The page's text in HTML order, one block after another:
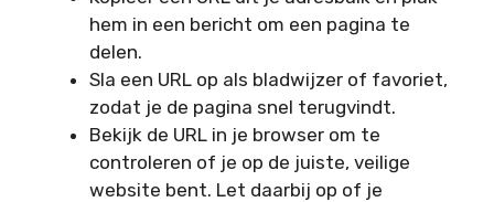
hem in een bericht om een pagina te
delen.
Sla een URL op als bladwijzer of favoriet,
zodat je de pagina snel terugvindt.
Bekijk de URL in je browser om te
controleren of je op de juiste, veilige
website bent. Let daarbij op of je